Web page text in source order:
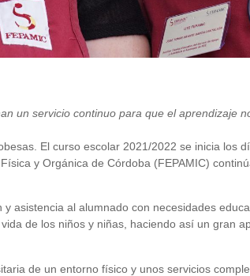
un servicio continuo para que el aprendizaje
El curso escolar 2021/2022 se inicia los
y Orgánica de Córdoba (FEPAMIC)
asistencia al alumnado con necesidades
de los niños y niñas, haciendo así un gran
de un entorno físico y unos servicios